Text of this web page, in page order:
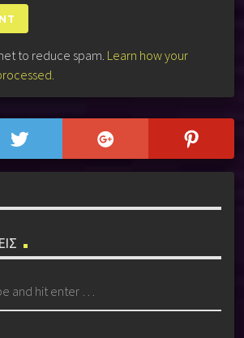
to reduce spam. Learn how your